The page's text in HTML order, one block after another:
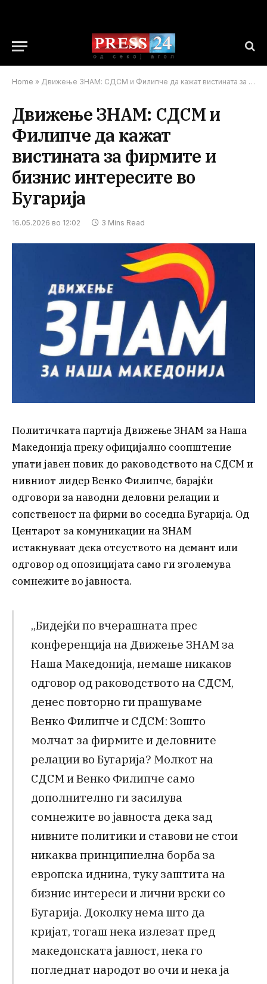
Home » Движење ЗНАМ: СДСМ и Филипче да кажат вистината за фирмите и бизнис интересите во Бугарија
Движење ЗНАМ: СДСМ и
Филипче да кажат
вистината за фирмите и
бизнис интересите во
Бугарија
16.05.2026 во 12:02 3 Mins Read
Политичката партија Движење ЗНАМ за Наша
Македонија преку официјално соопштение
упати јавен повик до раководството на СДСМ и
нивниот лидер Венко Филипче, барајќи
одговори за наводни деловни релации и
сопственост на фирми во соседна Бугарија. Од
Центарот за комуникации на ЗНАМ
истакнуваат дека отсуството на демант или
одговор од опозицијата само ги зголемува
сомнежите во јавноста.
„Бидејќи по вчерашната прес
конференција на Движење ЗНАМ за
Наша Македонија, немаше никаков
одговор од раководството на СДСМ,
денес повторно ги прашуваме
Венко Филипче и СДСМ: Зошто
молчат за фирмите и деловните
релации во Бугарија? Молкот на
СДСМ и Венко Филипче само
дополнително ги засилува
сомнежите во јавноста дека зад
нивните политики и ставови не стои
никаква принципиелна борба за
европска иднина, туку заштита на
бизнис интереси и лични врски со
Бугарија. Доколку нема што да
кријат, тогаш нека излезат пред
македонската јавност, нека го
погледнат народот во очи и нека ја